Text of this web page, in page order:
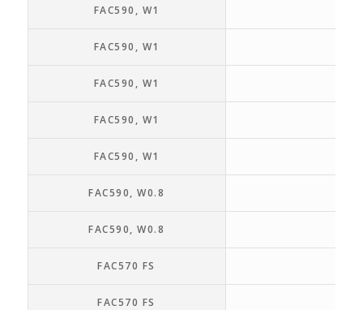
FAC590, W1
FAC590, W1
FAC590, W1
FAC590, W1
FAC590, W1
FAC590, W0.8
FAC590, W0.8
FAC570 FS
FAC570 FS